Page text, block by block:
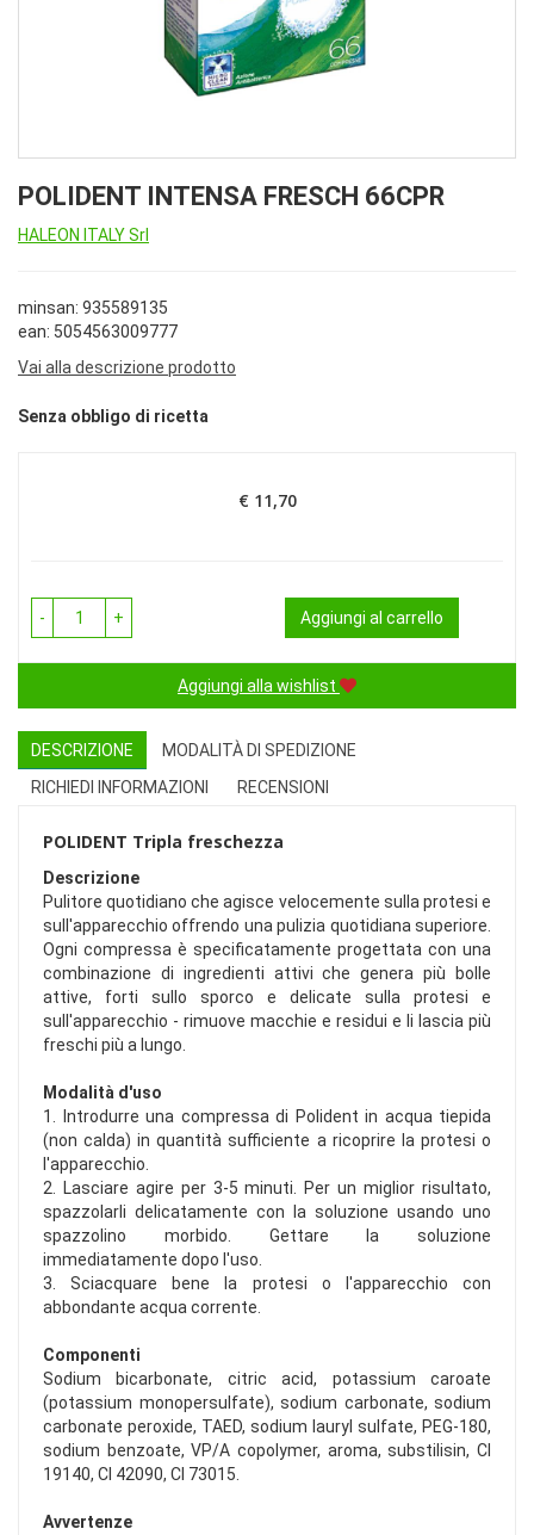
POLIDENT INTENSA FRESCH 66CPR
HALEON ITALY Srl
minsan: 935589135
ean: 5054563009777
Vai alla descrizione prodotto
Senza obbligo di ricetta
Prezzo
€ 11,70
- + Aggiungi al carrello
Aggiungi alla wishlist
DESCRIZIONE
MODALITÀ DI SPEDIZIONE
RICHIEDI INFORMAZIONI
RECENSIONI
POLIDENT Tripla freschezza
Descrizione
Pulitore quotidiano che agisce velocemente sulla protesi e
sull'apparecchio offrendo una pulizia quotidiana superiore.
Ogni compressa è specificatamente progettata con una
combinazione di ingredienti attivi che genera più bolle
attive, forti sullo sporco e delicate sulla protesi e
sull'apparecchio - rimuove macchie e residui e li lascia più
freschi più a lungo.
Modalità d'uso
1. Introdurre una compressa di Polident in acqua tiepida
(non calda) in quantità sufficiente a ricoprire la protesi o
l'apparecchio.
2. Lasciare agire per 3-5 minuti. Per un miglior risultato,
spazzolarli delicatamente con la soluzione usando uno
spazzolino morbido. Gettare la soluzione
immediatamente dopo l'uso.
3. Sciacquare bene la protesi o l'apparecchio con
abbondante acqua corrente.
Componenti
Sodium bicarbonate, citric acid, potassium caroate
(potassium monopersulfate), sodium carbonate, sodium
carbonate peroxide, TAED, sodium lauryl sulfate, PEG-180,
sodium benzoate, VP/A copolymer, aroma, substilisin, CI
19140, CI 42090, CI 73015.
Avvertenze